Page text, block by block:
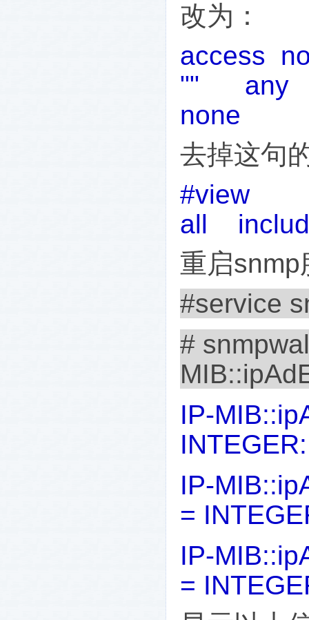
改为：
access
"" any
none
去掉这句
#view
all
重启snmp
#service
#
IP-
IP-
=
IP-
=